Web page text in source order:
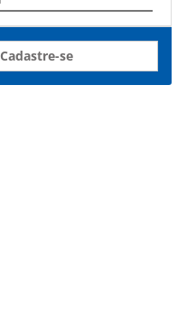
Cadastre-se